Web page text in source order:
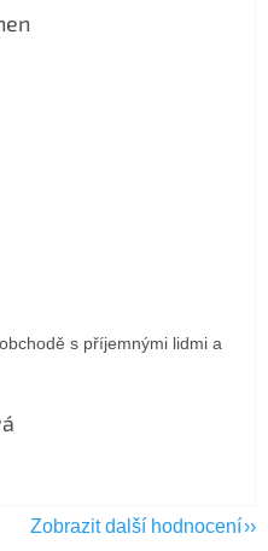
je 5 z 5 hvězdiček.
je 5 z 5 hvězdiček.
je 5 z 5 hvězdiček.
s příjemnými lidmi a
je 5 z 5 hvězdiček.
Zobrazit další hodnocení